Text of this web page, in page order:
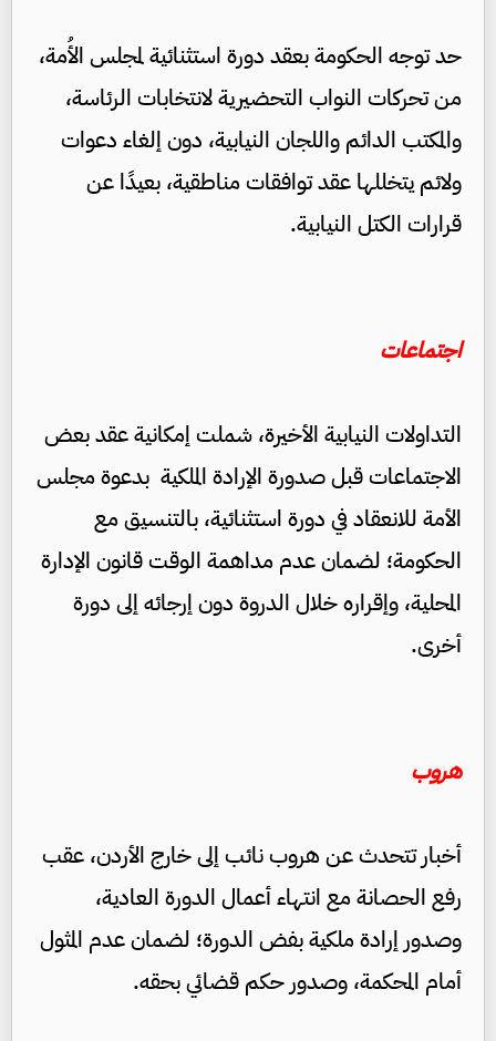
حد توجه الحكومة بعقد دورة استثنائية لمجلس الأُمة،
من تحركات النواب التحضيرية لانتخابات الرئاسة،
والمكتب الدائم واللجان النيابية، دون إلغاء دعوات
ولائم يتخللها عقد توافقات مناطقية، بعيدًا عن
قرارات الكتل النيابية.
اجتماعات
التداولات النيابية الأخيرة، شملت إمكانية عقد بعض
الاجتماعات قبل صدورة الإرادة الملكية بدعوة مجلس
الأمة للانعقاد في دورة استثنائية، بالتنسيق مع
الحكومة؛ لضمان عدم مداهمة الوقت قانون الإدارة
المحلية، وإقراره خلال الدروة دون إرجائه إلى دورة
أخرى.
هروب
أخبار تتحدث عن هروب نائب إلى خارج الأردن، عقب
رفع الحصانة مع انتهاء أعمال الدورة العادية،
وصدور إرادة ملكية بفض الدورة؛ لضمان عدم المثول
أمام المحكمة، وصدور حكم قضائي بحقه.